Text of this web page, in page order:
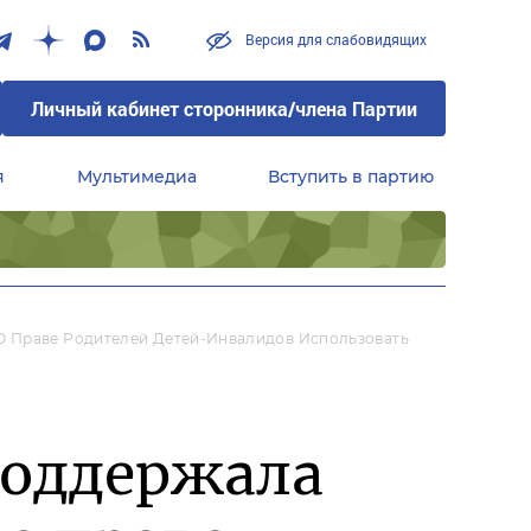
Версия для слабовидящих
Личный кабинет сторонника/члена Партии
Мультимедиа Вступить в партию
Родителей Детей-Инвалидов Использовать